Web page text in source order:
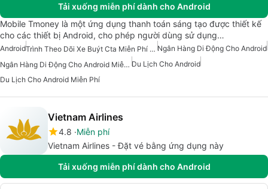
Tải xuống miễn phí dành cho Android
Mobile Tmoney là một ứng dụng thanh toán sáng tạo được thiết kế
cho các thiết bị Android, cho phép người dùng sử dụng…
Android Trình Theo Dõi Xe Buýt Cta Miễn Phí Cho Android Ngân Hàng Di Động Cho Android
Ngân Hàng Di Động Cho Android Miễn Phí Du Lịch Cho Android
Du Lịch Cho Android Miễn Phí
Vietnam Airlines
4.8 Miễn phí
Vietnam Airlines - Đặt vé bằng ứng dụng này
Tải xuống miễn phí dành cho Android